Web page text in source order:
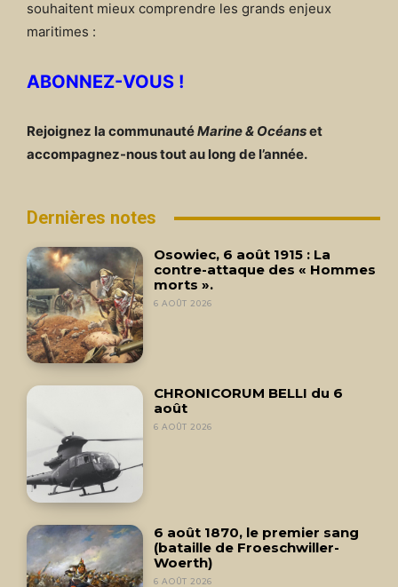
souhaitent mieux comprendre les grands enjeux
maritimes :
ABONNEZ-VOUS !
Rejoignez la communautéMarine & Océanset
accompagnez-nous tout au long de l’année.
Dernières notes
Osowiec, 6 août 1915 : La
contre-attaque des « Hommes
morts ».
6 AOÛT 2026
CHRONICORUM BELLI du 6
août
6 AOÛT 2026
6 août 1870, le premier sang
(bataille de Froeschwiller-
Woerth)
6 AOÛT 2026